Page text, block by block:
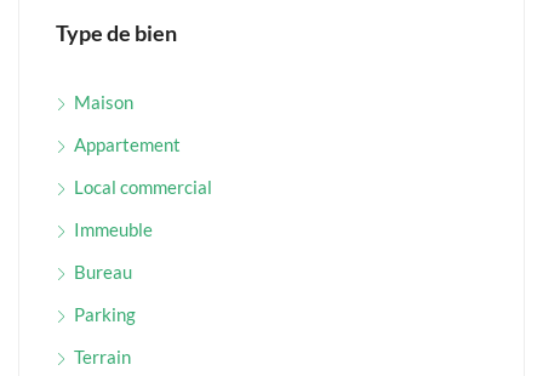
Type de bien
Maison
Appartement
Local commercial
Immeuble
Bureau
Parking
Terrain